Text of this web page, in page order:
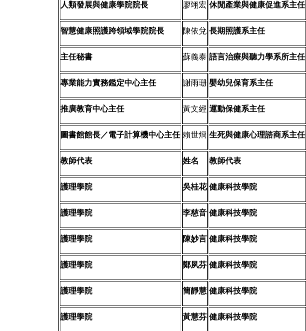
人類發展與健康學院院長 廖翊宏 休閒產業與健康促進系主任
智慧健康照護跨領域學院院長 陳依兌 長期照護系主任
主任秘書 蘇義泰 語言治療與聽力學系所主任
專業能力實務鑑定中心主任 謝雨珊 嬰幼兒保育系主任
推廣教育中心主任 黃文經 運動保健系主任
圖書館館長／電子計算機中心主任 賴世烱 生死與健康心理諮商系主任
教師代表 姓名 教師代表
護理學院 吳桂花 健康科技學院
護理學院 李慈音 健康科技學院
護理學院 陳妙言 健康科技學院
護理學院 鄭夙芬 健康科技學院
護理學院 簡靜慧 健康科技學院
護理學院 黃慧芬 健康科技學院